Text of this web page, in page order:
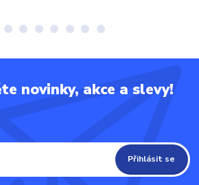
novinky, akce a slevy!
Přihlásit se